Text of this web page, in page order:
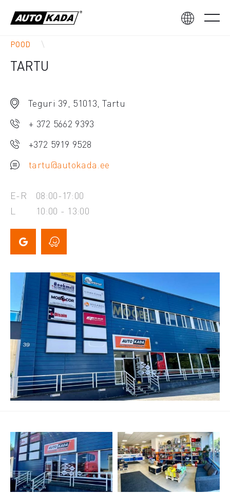
POOD
TARTU
Teguri 39, 51013, Tartu
+ 372 5662 9393
+372 5919 9528
tartu@autokada.ee
E-R
08:00-17:00
L
10:00 - 13:00